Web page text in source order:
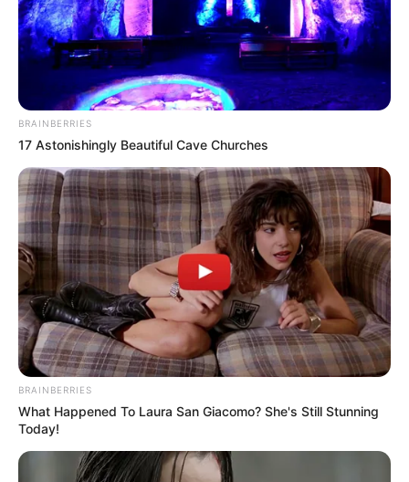
BRAINBERRIES
17 Astonishingly Beautiful Cave Churches
BRAINBERRIES
What Happened To Laura San Giacomo? She's Still Stunning
Today!